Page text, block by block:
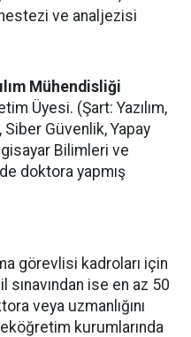
ve analjezisi
Mühendisliği
Üyesi. (Şart: Yazılım,
Güvenlik, Yapay
Bilimleri ve
doktora yapmış
görevlisi kadroları için
sınavından ise en az 50
veya uzmanlığını
kurumlarında